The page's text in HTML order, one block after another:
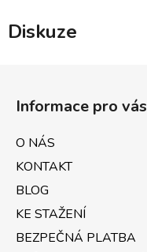
Diskuze
Informace pro vás
O NÁS
KONTAKT
BLOG
KE STAŽENÍ
BEZPEČNÁ PLATBA